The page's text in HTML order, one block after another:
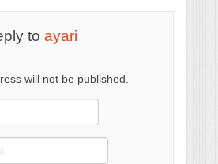
to ayari
will not be published.